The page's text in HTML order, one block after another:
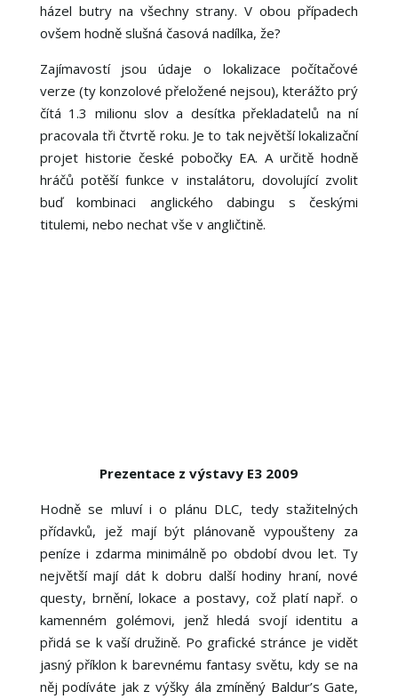
házel butry na všechny strany. V obou případech
ovšem hodně slušná časová nadílka, že?
Zajímavostí jsou údaje o lokalizace počítačové
verze (ty konzolové přeložené nejsou), kterážto prý
čítá 1.3 milionu slov a desítka překladatelů na ní
pracovala tři čtvrtě roku. Je to tak největší lokalizační
projet historie české pobočky EA. A určitě hodně
hráčů potěší funkce v instalátoru, dovolující zvolit
buď kombinaci anglického dabingu s českými
titulemi, nebo nechat vše v angličtině.
Prezentace z výstavy E3 2009
Hodně se mluví i o plánu DLC, tedy stažitelných
přídavků, jež mají být plánovaně vypoušteny za
peníze i zdarma minimálně po období dvou let. Ty
největší mají dát k dobru další hodiny hraní, nové
questy, brnění, lokace a postavy, což platí např. o
kamenném golémovi, jenž hledá svojí identitu a
přidá se k vaší družině. Po grafické stránce je vidět
jasný příklon k barevnému fantasy světu, kdy se na
něj podíváte jak z výšky ála zmíněný Baldur’s Gate,